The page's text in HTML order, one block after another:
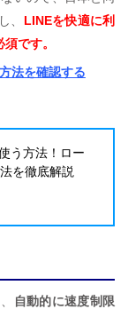
、 LINEを快適に利
です。
法を確認する
う方法！ロー
を徹底解説
自動的に速度制限